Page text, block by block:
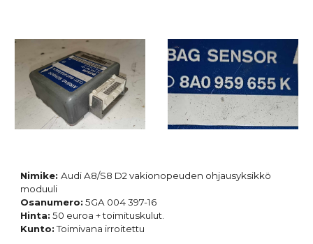
Nimike:Audi A8/S8 D2 vakionopeuden ohjausyksikkö
moduuli
Osanumero: 5GA 004 397-16
Hinta: 50 euroa + toimituskulut.
Kunto:Toimivana irroitettu